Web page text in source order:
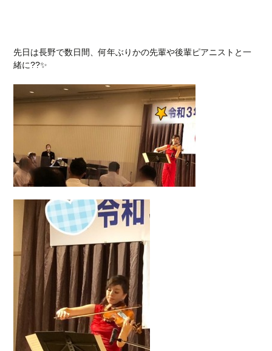
先日は長野で数日間、何年ぶりかの先輩や後輩ピアニストと一
緒に??✨